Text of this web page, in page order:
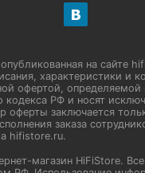
на сайте
характеристики и
офертой,
кодекса РФ и носят
оферты заключается
заказа
hifistore.ru.
магазин HiFiStore.